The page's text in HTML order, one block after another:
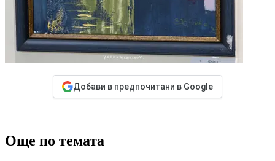
Добави в предпочитани в Google
Още по темата